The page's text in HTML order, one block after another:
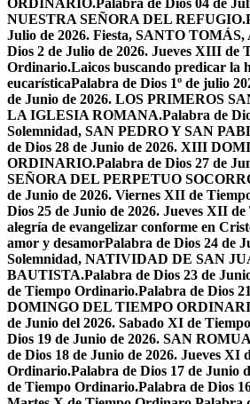
ORDINARIO.Palabra de Dios 04 de
NUESTRA SEÑORA DEL REFUGIO.
Julio de 2026. Fiesta, SANTO TOMÁS,
Dios 2 de Julio de 2026. Jueves XIII de
Ordinario.Laicos buscando predicar la
eucarísticaPalabra de Dios 1º de julio
de Junio de 2026. LOS PRIMEROS
LA IGLESIA ROMANA.Palabra de
Solemnidad, SAN PEDRO Y SAN
de Dios 28 de Junio de 2026. XIII
ORDINARIO.Palabra de Dios 27 de
SEÑORA DEL PERPETUO
de Junio de 2026. Viernes XII de
Dios 25 de Junio de 2026. Jueves XII
alegría de evangelizar conforme en
amor y desamorPalabra de Dios 24 de
Solemnidad, NATIVIDAD DE SAN
BAUTISTA.Palabra de Dios 23 de
de Tiempo Ordinario.Palabra de Dios
DOMINGO DEL TIEMPO
de Junio del 2026. Sabado XI de
Dios 19 de Junio de 2026. SAN
de Dios 18 de Junio de 2026. Jueves XI
Ordinario.Palabra de Dios 17 de Junio
de Tiempo Ordinario.Palabra de Dios